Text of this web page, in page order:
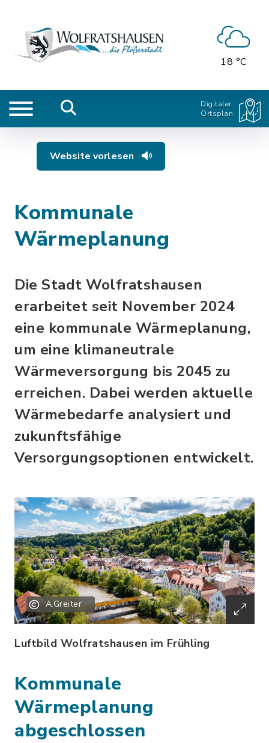
18 °C
Digitaler
Ortsplan
Website vorlesen
Kommunale
Wärmeplanung
Die Stadt Wolfratshausen
erarbeitet seit November 2024
eine kommunale Wärmeplanung,
um eine klimaneutrale
Wärmeversorgung bis 2045 zu
erreichen. Dabei werden aktuelle
Wärmebedarfe analysiert und
zukunftsfähige
Versorgungsoptionen entwickelt.
A.Greiter
Luftbild Wolfratshausen im Frühling
Kommunale
Wärmeplanung
abgeschlossen